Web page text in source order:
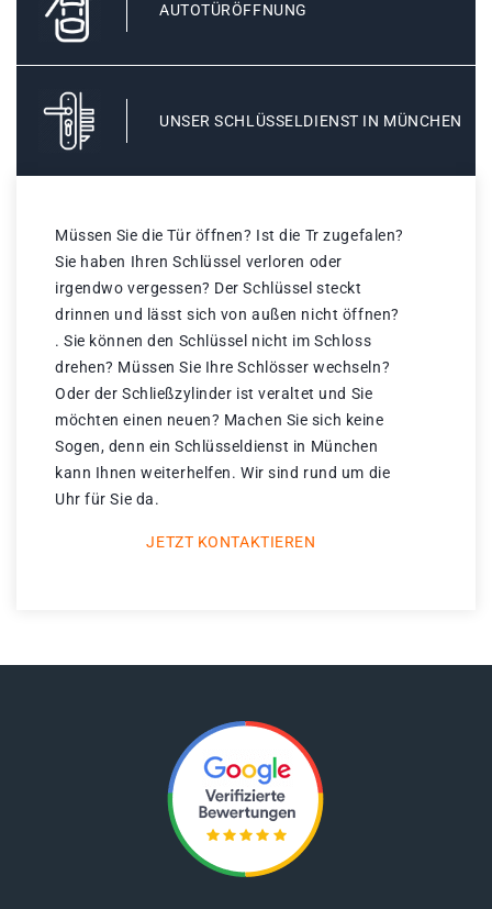
AUTOTÜRÖFFNUNG
UNSER SCHLÜSSELDIENST IN MÜNCHEN
Müssen Sie die Tür öffnen? Ist die Tr zugefalen?
Sie haben Ihren Schlüssel verloren oder
irgendwo vergessen? Der Schlüssel steckt
drinnen und lässt sich von außen nicht öffnen?
. Sie können den Schlüssel nicht im Schloss
drehen? Müssen Sie Ihre Schlösser wechseln?
Oder der Schließzylinder ist veraltet und Sie
möchten einen neuen? Machen Sie sich keine
Sogen, denn ein Schlüsseldienst in München
kann Ihnen weiterhelfen. Wir sind rund um die
Uhr für Sie da.
JETZT KONTAKTIEREN